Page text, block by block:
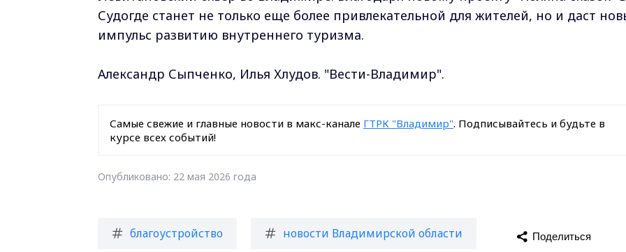
Судогде станет не только еще более привлекательной для жителей, но и даст
импульс развитию внутреннего туризма.
Александр Сыпченко, Илья Хлудов. "Вести-Владимир".
Самые свежие и главные новости в макс-канале ГТРК "Владимир". Подписывайтесь и будьте в
курсе всех событий!
Опубликовано: 22 мая 2026 года
благоустройство новости Владимирской области Поделиться